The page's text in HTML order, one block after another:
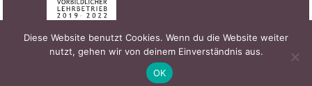
Diese Website benutzt Cookies. Wenn du die Website weiter
nutzt, gehen wir von deinem Einverständnis aus.
OK